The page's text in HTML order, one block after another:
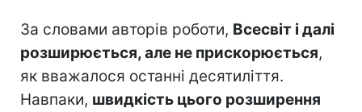
За словами авторів роботи, Всесвіт і далі
розширюється, але не прискорюється,
як вважалося останні десятиліття.
Навпаки, швидкість цього розширення